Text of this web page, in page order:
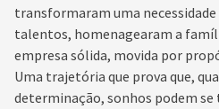
transformaram uma
talentos, homenagearam a
empresa sólida, movida por
Uma trajetória que prova que,
determinação, sonhos podem